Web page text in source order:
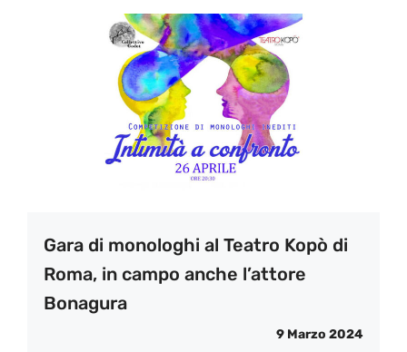
Gara di monologhi al Teatro Kopò di
Roma, in campo anche l’attore
Bonagura
9 Marzo 2024